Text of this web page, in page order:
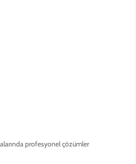
profesyonel çözümler